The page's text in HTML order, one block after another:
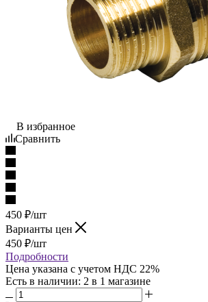
В избранное
Сравнить
450 ₽/шт
Варианты цен
450 ₽/шт
Подробности
Цена указана с учетом НДС 22%
Есть в наличии: 2 в 1 магазине